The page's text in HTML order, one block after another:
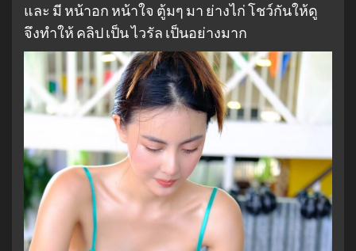
และ มี หน้าอก หน้าใจ ตู้มๆ มา ย่างไก่ โชว์กันให้ดู
จึงทำให้ คลิป เป็น ไวรัล เป็นอย่างมาก